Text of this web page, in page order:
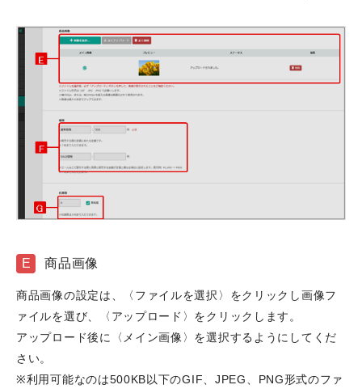
E 商品画像
商品画像の設定は、〈ファイルを選択〉をクリックし画像フ
ァイルを選び、〈アップロード〉をクリックします。
アップロード後に〈メイン画像〉を選択するようにしてくだ
さい。
※利用可能なのは500KB以下のGIF、JPEG、PNG形式のファ